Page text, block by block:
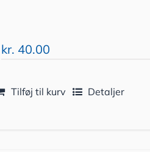
kr. 40.00
Tilføj til kurv Detaljer